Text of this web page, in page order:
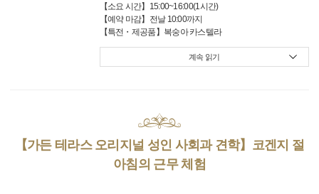
【소요 시간】15:00~16:00(1시간)
【예약 마감】전날 10:00까지
【특전・제공품】복숭아 카스텔라
계속 읽기
【가든 테라스 오리지널 성인 사회과 견학】코겐지 절
아침의 근무 체험